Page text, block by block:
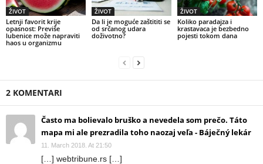
ŽIVOT
Letnji favorit krije
opasnost: Previše
lubenice može napraviti
haos u organizmu
ŽIVOT
Da li je moguće zaštititi se
od srčanog udara
doživotno?
ŽIVOT
Koliko paradajza i
krastavaca je bezbedno
pojesti tokom dana
2 KOMENTARI
Často ma bolievalo bruško a nevedela som prečo. Táto
mapa mi ale prezradila toho naozaj veľa - Báječný lekár
11. March 2018. At 21:50
[…] webtribune.rs […]